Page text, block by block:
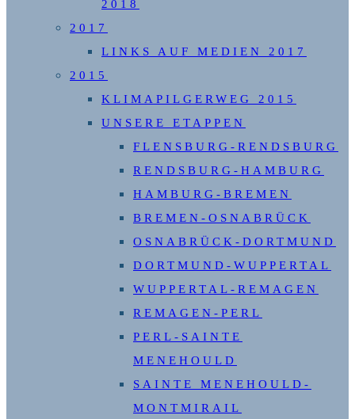
2018
2017
LINKS AUF MEDIEN 2017
2015
KLIMAPILGERWEG 2015
UNSERE ETAPPEN
FLENSBURG-RENDSBURG
RENDSBURG-HAMBURG
HAMBURG-BREMEN
BREMEN-OSNABRÜCK
OSNABRÜCK-DORTMUND
DORTMUND-WUPPERTAL
WUPPERTAL-REMAGEN
REMAGEN-PERL
PERL-SAINTE
MENEHOULD
SAINTE MENEHOULD-
MONTMIRAIL